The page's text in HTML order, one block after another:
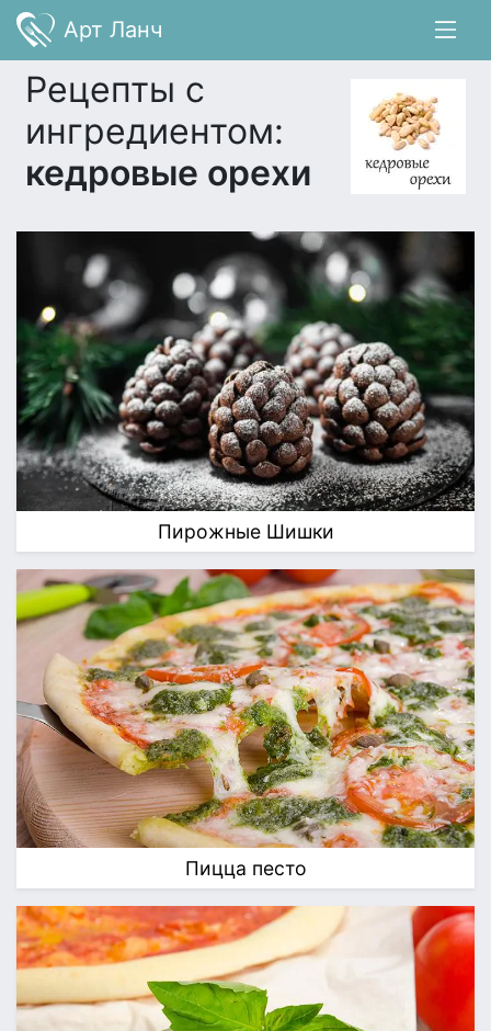
Арт Ланч
Рецепты с
ингредиентом:
кедровые орехи
Пирожные Шишки
Пицца песто